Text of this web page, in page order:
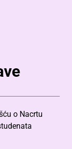
o Nacrtu